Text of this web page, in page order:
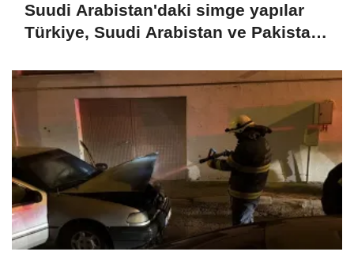
Suudi Arabistan'daki simge yapılar
Türkiye, Suudi Arabistan ve Pakistan